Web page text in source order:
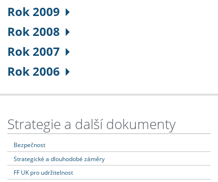
Rok 2009
Rok 2008
Rok 2007
Rok 2006
Strategie a další dokumenty
Bezpečnost
Strategické a dlouhodobé záměry
FF UK pro udržitelnost